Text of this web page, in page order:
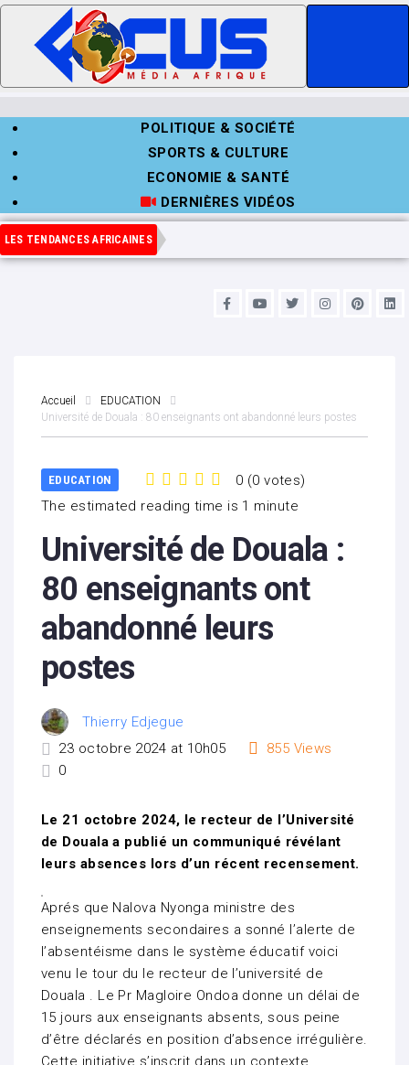
POLITIQUE & SOCIÉTÉ
SPORTS & CULTURE
ECONOMIE & SANTÉ
DERNIÈRES VIDÉOS
LES TENDANCES AFRICAINES
Accueil
EDUCATION
Université de Douala : 80 enseignants ont abandonné leurs postes
EDUCATION 0 (0 votes)
The estimated reading time is 1 minute
Université de Douala :
80 enseignants ont
abandonné leurs
postes
Thierry Edjegue
23 octobre 2024 at 10h05
855 Views
0
Le 21 octobre 2024, le recteur de l’Université
de Douala a publié un communiqué révélant
leurs absences lors d’un récent recensement.
Aprés que Nalova Nyonga ministre des
enseignements secondaires a sonné l’alerte de
l’absentéisme dans le système éducatif voici
venu le tour du le recteur de l’université de
Douala . Le Pr Magloire Ondoa donne un délai de
15 jours aux enseignants absents, sous peine
d’être déclarés en position d’absence irrégulière.
Cette initiative s’inscrit dans un contexte